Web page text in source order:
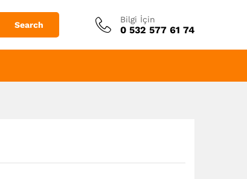
Search
Bilgi İçin
0 532 577 61 74